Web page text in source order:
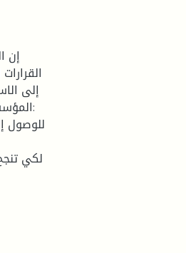
إن
إلى